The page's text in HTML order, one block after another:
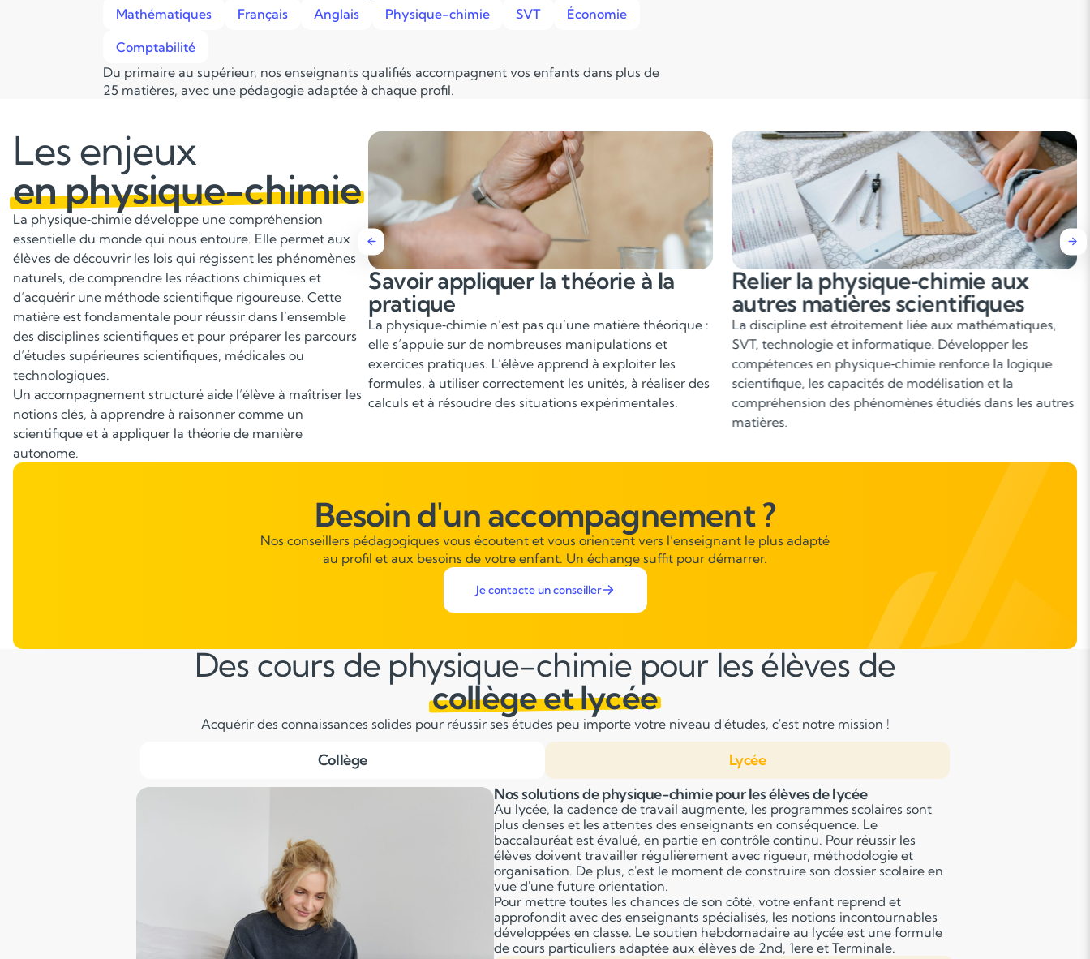
Mathématiques Français Anglais Physique-chimie SVT Économie
Comptabilité
Du primaire au supérieur, nos enseignants qualifiés accompagnent vos enfants dans plus de
25 matières, avec une pédagogie adaptée à chaque profil.
Les enjeux
en physique-chimie
La physique‑chimie développe une compréhension
essentielle du monde qui nous entoure. Elle permet aux
élèves de découvrir les lois qui régissent les phénomènes
naturels, de comprendre les réactions chimiques et
d’acquérir une méthode scientifique rigoureuse. Cette
matière est fondamentale pour réussir dans l’ensemble
des disciplines scientifiques et pour préparer les parcours
d’études supérieures scientifiques, médicales ou
technologiques.
Un accompagnement structuré aide l’élève à maîtriser les
notions clés, à apprendre à raisonner comme un
scientifique et à appliquer la théorie de manière
autonome.
Savoir appliquer la théorie à la
pratique
La physique‑chimie n’est pas qu’une matière théorique :
elle s’appuie sur de nombreuses manipulations et
exercices pratiques. L’élève apprend à exploiter les
formules, à utiliser correctement les unités, à réaliser des
calculs et à résoudre des situations expérimentales.
Relier la physique‑chimie aux
autres matières scientifiques
La discipline est étroitement liée aux mathématiques,
SVT, technologie et informatique. Développer les
compétences en physique‑chimie renforce la logique
scientifique, les capacités de modélisation et la
compréhension des phénomènes étudiés dans les autres
Comprendre les concepts
fondamentaux
La physique‑chimie repose sur des notions de base
incontournables : forces, énergie, mouvement,
électricité, transformations chimiques, atomes, solutions,
réactions… Maîtriser ces concepts permet de progresser
sans lacunes et d’aborder sereinement les chapitres plus
complexes.
Besoin d'un accompagnement ?
Nos conseillers pédagogiques vous écoutent et vous orientent vers l’enseignant le plus adapté
au profil et aux besoins de votre enfant. Un échange suffit pour démarrer.
Je contacte un conseiller
Des cours de physique-chimie pour les élèves de
collège et lycée
Acquérir des connaissances solides pour réussir ses études peu importe votre niveau d'études, c'est notre mission !
Collège
Lycée
Nos solutions de physique-chimie pour les élèves de lycée
Au lycée, la cadence de travail augmente, les programmes scolaires sont
plus denses et les attentes des enseignants en conséquence. Le
baccalauréat est évalué, en partie en contrôle continu. Pour réussir les
élèves doivent travailler régulièrement avec rigueur, méthodologie et
organisation. De plus, c'est le moment de construire son dossier scolaire en
vue d'une future orientation.
Pour mettre toutes les chances de son côté, votre enfant reprend et
approfondit avec des enseignants spécialisés, les notions incontournables
développées en classe. Le soutien hebdomadaire au lycée est une formule
de cours particuliers adaptée aux élèves de 2nd, 1ere et Terminale.